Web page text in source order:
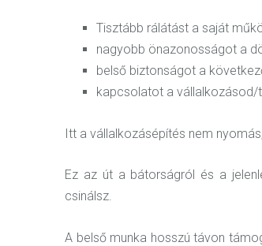
Tisztább rálátást a saját
nagyobb önazonosságot a
belső biztonságot a
kapcsolatot a vállalkozásod/
Itt a vállalkozásépítés nem
Ez az út a bátorságról és a
csinálsz.
A belső munka hosszú távon